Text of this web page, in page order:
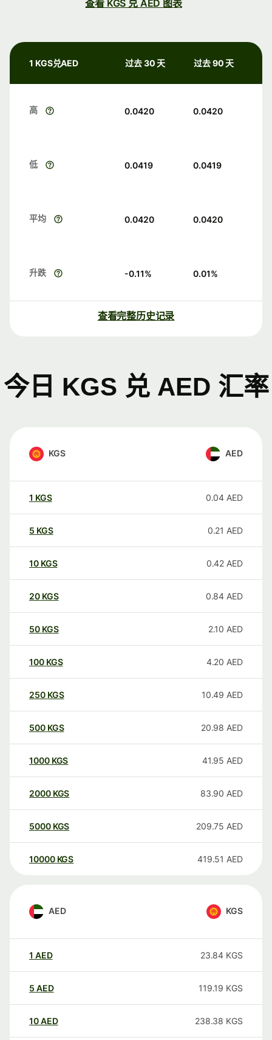
查看 KGS 兑 AED 图表
1 KGS兑AED 过去 30 天 过去 90 天
高 0.0420 0.0420
低 0.0419 0.0419
平均 0.0420 0.0420
升跌 -0.11% 0.01%
查看完整历史记录
今日 KGS 兑 AED 汇率
KGS AED
1 KGS 0.04 AED
5 KGS 0.21 AED
10 KGS 0.42 AED
20 KGS 0.84 AED
50 KGS 2.10 AED
100 KGS 4.20 AED
250 KGS 10.49 AED
500 KGS 20.98 AED
1000 KGS 41.95 AED
2000 KGS 83.90 AED
5000 KGS 209.75 AED
10000 KGS 419.51 AED
AED KGS
1 AED 23.84 KGS
5 AED 119.19 KGS
10AED 238.38 KGS